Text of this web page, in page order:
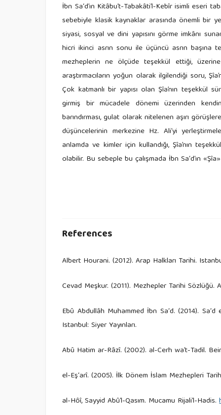
İbn Sa‘d’ın Kitâbu’t-Tabakâti’l-Kebîr isimli
sebebiyle klasik kaynaklar arasında önemli bir
siyasi, sosyal ve dini yapısını görme imkânı
hicri ikinci asrın sonu ile üçüncü asrın başına
mezheplerin ne ölçüde teşekkül ettiği,
araştırmacıların yoğun olarak ilgilendiği soru,
Çok katmanlı bir yapısı olan Şîa’nın teşekkül
girmiş bir mücadele dönemi üzerinden
barındırması, gulat olarak nitelenen aşırı
düşüncelerinin merkezine Hz. Ali’yi
anlamda ve kimler için kullandığı, Şîa’nın
olabilir. Bu sebeple bu çalışmada İbn Sa‘d’ın
References
Albert Hourani. (2012). Arap Halkları Tarihi.
Cevad Meşkur. (2011). Mezhepler Tarihi Sözlüğü.
Ebû Abdullâh Muhammed İbn Sa‘d. (2014). Sa‘d
Istanbul: Siyer Yayınları.
Abû Hatim ar-Râzî. (2002). al-Cerh wa’t-Tadil.
el-Eş‘arî. (2005). İlk Dönem İslam Mezhepleri
al-Hôî, Sayyid Abû’l-Qasım. Mucamu Rijali’l-Hadis.